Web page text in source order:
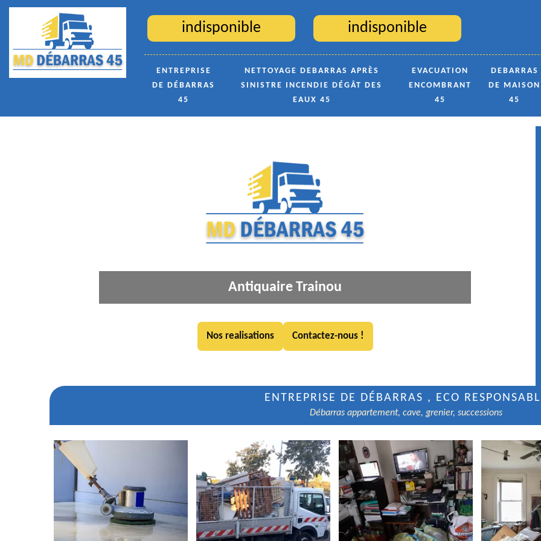
indisponible indisponible
ENTREPRISE
DE DÉBARRAS
45
NETTOYAGE DEBARRAS APRÈS
SINISTRE INCENDIE DÉGÂT DES
EAUX 45
EVACUATION
ENCOMBRANT
45
DEBARRAS
DE MAISON
45
Antiquaire Trainou
Nos realisations Contactez-nous !
ENTREPRISE DE DÉBARRAS , ECO
Débarras appartement, cave, grenier, successions